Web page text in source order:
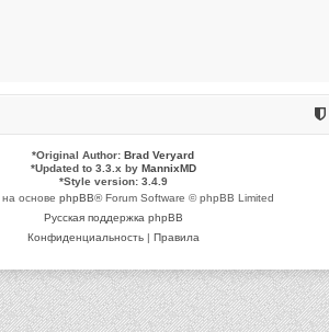
*Original Author: Brad Veryard
*Updated to 3.3.x by MannixMD
*Style version: 3.4.9
основе phpBB® Forum Software © phpBB Limited
Русская поддержка phpBB
Конфиденциальность| Правила